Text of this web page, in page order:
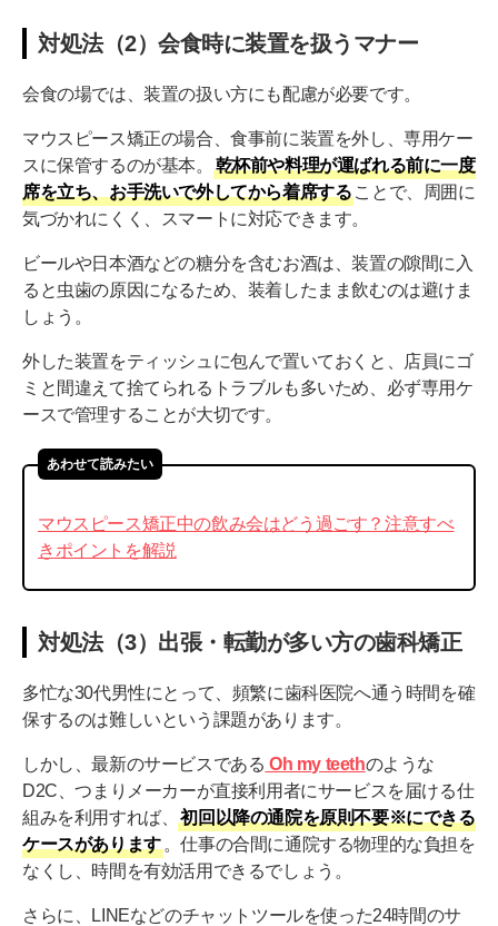
対処法（2）会食時に装置を扱うマナー
会食の場では、装置の扱い方にも配慮が必要です。
マウスピース矯正の場合、食事前に装置を外し、専用ケー
スに保管するのが基本。
乾杯前や料理が運ばれる前に一度
席を立ち、お手洗いで外してから着席する ことで、周囲に
気づかれにくく、スマートに対応できます。
ビールや日本酒などの糖分を含むお酒は、装置の隙間に入
ると虫歯の原因になるため、装着したまま飲むのは避けま
しょう。
外した装置をティッシュに包んで置いておくと、店員にゴ
ミと間違えて捨てられるトラブルも多いため、必ず専用ケ
ースで管理することが大切です。
あわせて読みたい
マウスピース矯正中の飲み会はどう過ごす？注意すべ
きポイントを解説
対処法（3）出張・転勤が多い方の歯科矯正
多忙な30代男性にとって、頻繁に歯科医院へ通う時間を確
保するのは難しいという課題があります。
しかし、最新のサービスである Oh my teethのような
D2C、つまりメーカーが直接利用者にサービスを届ける仕
組みを利用すれば、
初回以降の通院を原則不要※にできる
ケースがあります 。仕事の合間に通院する物理的な負担を
なくし、時間を有効活用できるでしょう。
さらに、LINEなどのチャットツールを使った24時間のサ